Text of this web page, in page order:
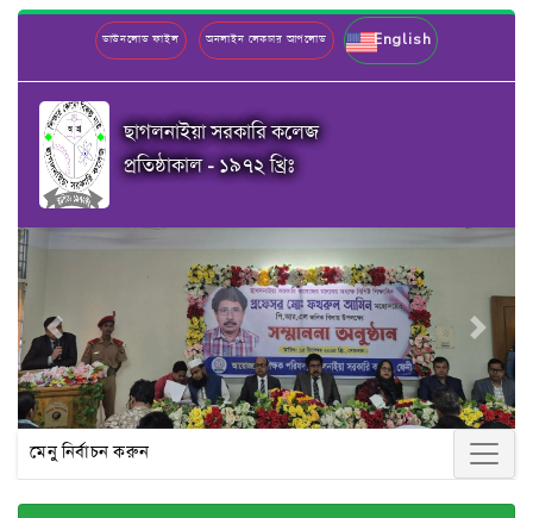
ডাউনলোড ফাইল অনলাইন লেকচার আপলোড English
ছাগলনাইয়া সরকারি কলেজ
প্রতিষ্ঠাকাল - ১৯৭২ খ্রিঃ
Previous Next
মেনু নির্বাচন করুন